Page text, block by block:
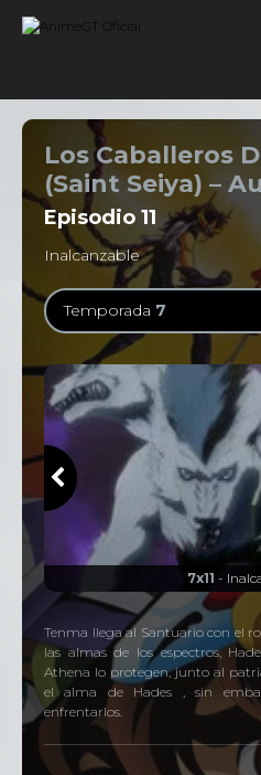
Los Caballeros
(Saint Seiya) –
Episodio 11
Inalcanzable
Temporada 7
Temporada
114 Episodios
Temporada
31 Episodios
7x11 -
Tenma llega al Santuario con el
las almas de los espectros,
Athena lo protegen, junto al
el alma de Hades , sin
enfrentarlos.